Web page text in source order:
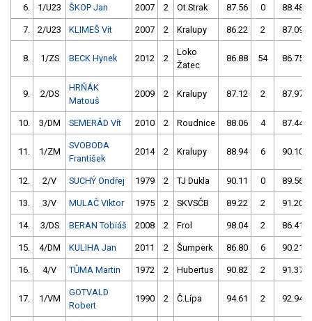
6. 1/U23 ŠKOP Jan 2007 2 Ot.Strak 87.56 0 88.48
7. 2/U23 KLIMEŠ Vít 2007 2 Kralupy 86.22 2 87.09
8. 1/ZS BECK Hynek 2012 2
Loko
Žatec
86.88 54 86.75
9. 2/DS
HRŇÁK
Matouš
2009 2 Kralupy 87.12 2 87.97
10. 3/DM SEMERÁD Vít 2010 2 Roudnice 88.06 4 87.44
11. 1/ZM
SVOBODA
František
2014 2 Kralupy 88.94 6 90.10
12. 2/V SUCHÝ Ondřej 1979 2 TJ Dukla 90.11 0 89.56
13. 3/V MULAČ Viktor 1975 2 SKVSČB 89.22 2 91.20
14. 3/DS BERAN Tobiáš 2008 2 Frol 98.04 2 86.41
15. 4/DM KULIHA Jan 2011 2 Šumperk 86.80 6 90.21
16. 4/V TŮMA Martin 1972 2 Hubertus 90.82 2 91.37
17. 1/VM
GOTVALD
Robert
1990 2 Č.Lípa 94.61 2 92.94